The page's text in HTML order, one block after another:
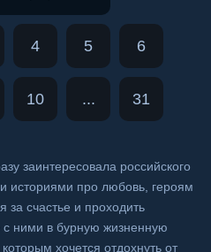
4 5 6
10 ... 31
заинтересовала российского
историями про любовь, героям
за счастье и проходить
ними в бурную жизненную
хочется отдохнуть от